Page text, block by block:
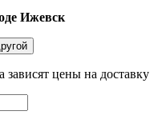
Ижевск
цены на доставку